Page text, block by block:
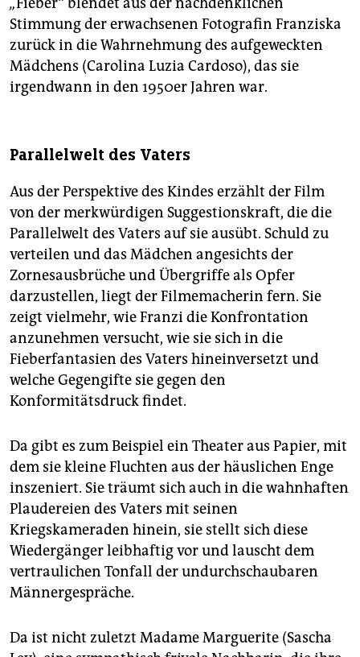
Stimmung der erwachsenen Fotografin Franziska
zurück in die Wahrnehmung des aufgeweckten
Mädchens (Carolina Luzia Cardoso), das sie
irgendwann in den 1950er Jahren war.
Parallelwelt des Vaters
Aus der Perspektive des Kindes erzählt der Film
von der merkwürdigen Suggestionskraft, die die
Parallelwelt des Vaters auf sie ausübt. Schuld zu
verteilen und das Mädchen angesichts der
Zornesausbrüche und Übergriffe als Opfer
darzustellen, liegt der Filmemacherin fern. Sie
zeigt vielmehr, wie Franzi die Konfrontation
anzunehmen versucht, wie sie sich in die
Fieberfantasien des Vaters hineinversetzt und
welche Gegengifte sie gegen den
Konformitätsdruck findet.
Da gibt es zum Beispiel ein Theater aus Papier, mit
dem sie kleine Fluchten aus der häuslichen Enge
inszeniert. Sie träumt sich auch in die wahnhaften
Plaudereien des Vaters mit seinen
Kriegskameraden hinein, sie stellt sich diese
Wiedergänger leibhaftig vor und lauscht dem
vertraulichen Tonfall der undurchschaubaren
Männergespräche.
Da ist nicht zuletzt Madame Marguerite (Sascha